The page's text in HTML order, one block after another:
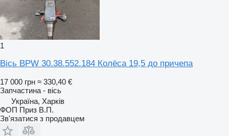
1
Вісь BPW 30.38.552.184 Колёса 19,5 до причепа
17 000 грн ≈ 330,40 €
Запчастина - вісь
Україна, Харків
ФОП Приз В.П.
Зв'язатися з продавцем